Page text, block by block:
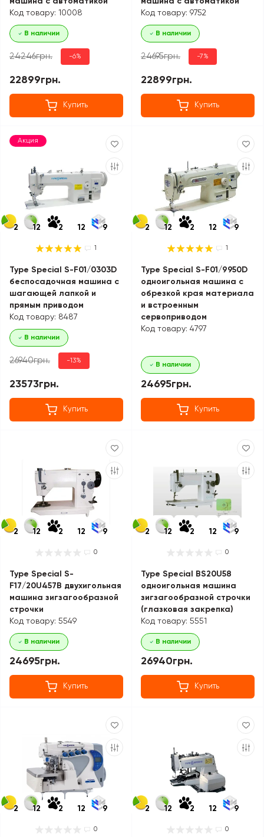
Код товару: 10008
В наличии
24246грн. -6%
22899грн.
Купить
Код товару: 9752
В наличии
24695грн. -7%
22899грн.
Купить
Акция
2 12 2 12 9
1
Type Special S-F01/0303D
беспосадочная машина с
шагающей лапкой и
прямым приводом
Код товару: 8487
В наличии
26940грн. -13%
23573грн.
Купить
2 12 2 12 9
1
Type Special S-F01/9950D
одноигольная машина с
обрезкой края материала
и встроенным
сервоприводом
Код товару: 4797
В наличии
24695грн.
Купить
2 12 2 12 9
0
Type Special S-
F17/20U457B двухигольная
машина зигзагообразной
строчки
Код товару: 5549
В наличии
24695грн.
Купить
2 12 2 12 9
0
Type Special BS20U58
одноигольная машина
зигзагообразной строчки
(глазковая закрепка)
Код товару: 5551
В наличии
26940грн.
Купить
2 12 2 12 9
0
2 12 2 12 9
0